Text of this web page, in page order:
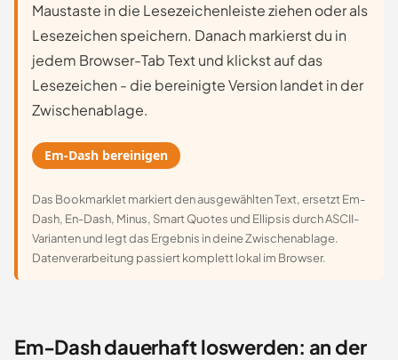
Maustaste in die Lesezeichenleiste ziehen oder als
Lesezeichen speichern. Danach markierst du in
jedem Browser-Tab Text und klickst auf das
Lesezeichen - die bereinigte Version landet in der
Zwischenablage.
Em-Dash bereinigen
Das Bookmarklet markiert den ausgewählten Text, ersetzt Em-
Dash, En-Dash, Minus, Smart Quotes und Ellipsis durch ASCII-
Varianten und legt das Ergebnis in deine Zwischenablage.
Datenverarbeitung passiert komplett lokal im Browser.
Em-Dash dauerhaft loswerden: an der